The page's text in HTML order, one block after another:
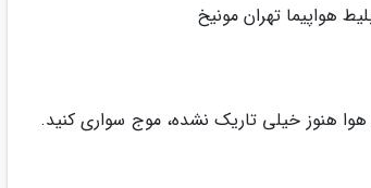
هواپیما تهران مونیخ
هوا هنوز خیلی تاریک نشده، موج سواری کنید.